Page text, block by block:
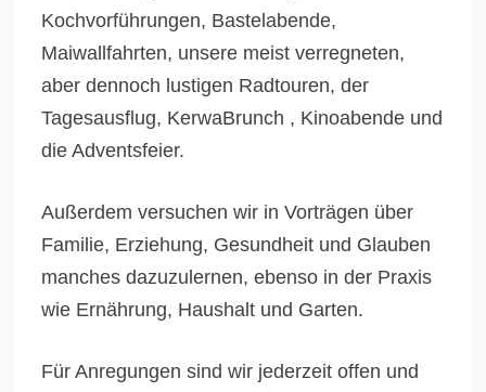
Kochvorführungen, Bastelabende,
Maiwallfahrten, unsere meist verregneten,
aber dennoch lustigen Radtouren, der
Tagesausflug, KerwaBrunch , Kinoabende und
die Adventsfeier.
Außerdem versuchen wir in Vorträgen über
Familie, Erziehung, Gesundheit und Glauben
manches dazuzulernen, ebenso in der Praxis
wie Ernährung, Haushalt und Garten.
Für Anregungen sind wir jederzeit offen und